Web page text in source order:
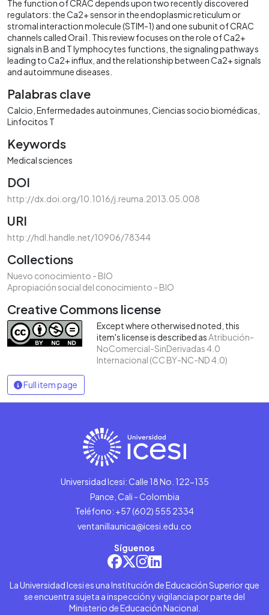
The function of CRAC depends upon two recently discovered
regulators: the Ca2+ sensor in the endoplasmic reticulum or
stromal interaction molecule (STIM-1) and one subunit of CRAC
channels called Orai1. This review focuses on the role of Ca2+
signals in B and T lymphocytes functions, the signaling pathways
leading to Ca2+ influx, and the relationship between Ca2+ signals
and autoimmune diseases.
Palabras clave
Calcio Enfermedades autoinmunes Ciencias socio biomédicas
Linfocitos T
Keywords
Medical sciences
DOI
http://dx.doi.org/10.1016/j.reuma.2013.05.008
URI
http://hdl.handle.net/10906/78344
Collections
Nuevo conocimiento - BIO
Apropiación social del conocimiento - BIO
Creative Commons license
Except where otherwised noted, this
item's license is described asAtribución-
NoComercial-SinDerivadas 4.0
Internacional (CC BY-NC-ND 4.0)
Full item page
Universidad Icesi: Calle 18 No. 122-135
Pance, Cali - Colombia
Teléfono: +57 (602) 555 2334
ventanillaunica@icesi.edu.co
Síguenos
La Universidad Icesi es una Institución de Educación Superior que
se encuentra sujeta a inspección y vigilancia por parte del
Ministerio de Educación Nacional.